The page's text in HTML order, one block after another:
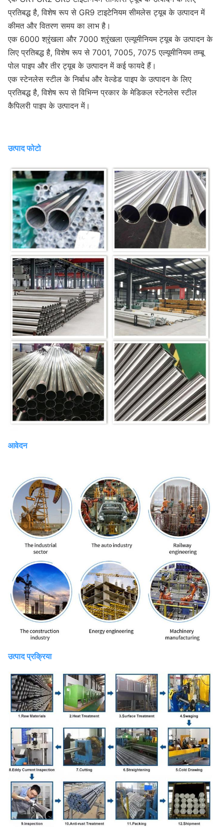
प्रतिबद्ध है, विशेष रूप से GR9 टाइटेनियम सीमलेस ट्यूब के उत्पादन में
कीमत और वितरण समय का लाभ है।
एक 6000 श्रृंखला और 7000 श्रृंखला एल्यूमीनियम ट्यूब के उत्पादन के
लिए प्रतिबद्ध है, विशेष रूप से 7001, 7005, 7075 एल्यूमीनियम तम्बू
पोल पाइप और तीर ट्यूब के उत्पादन में कई फायदे हैं।
एक स्टेनलेस स्टील के निर्बाध और वेल्डेड पाइप के उत्पादन के लिए
प्रतिबद्ध है, विशेष रूप से विभिन्न प्रकार के मेडिकल स्टेनलेस स्टील
कैपिलरी पाइप के उत्पादन में।
उत्पाद फोटो
आवेदन
उत्पाद प्रक्रिया